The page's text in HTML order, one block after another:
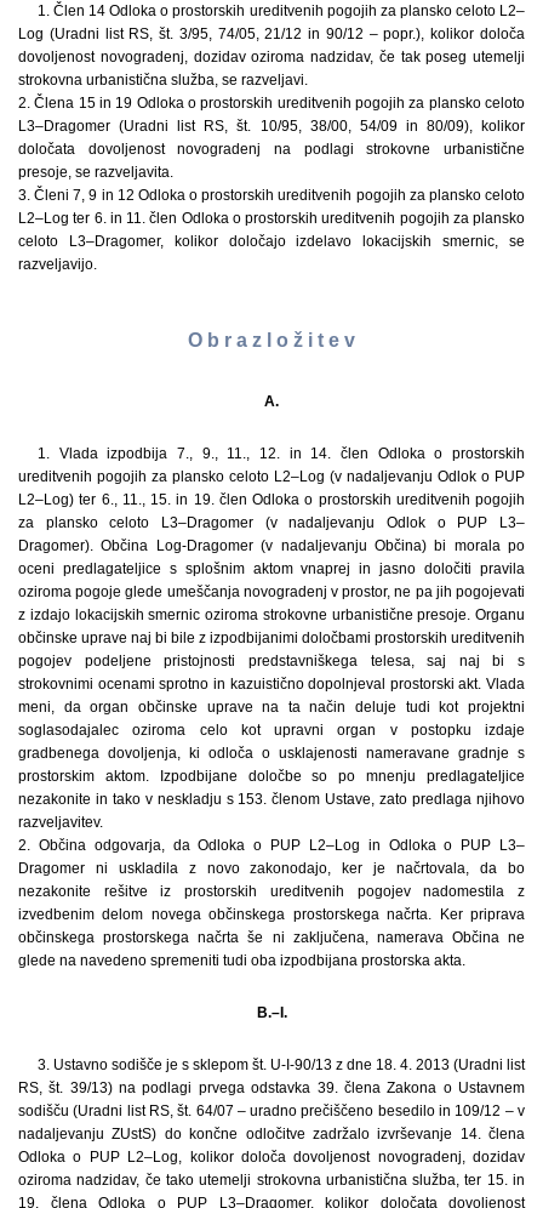
1. Člen 14 Odloka o prostorskih ureditvenih pogojih za plansko celoto L2–
Log (Uradni list RS, št. 3/95, 74/05, 21/12 in 90/12 – popr.), kolikor določa
dovoljenost novogradenj, dozidav oziroma nadzidav, če tak poseg utemelji
strokovna urbanistična služba, se razveljavi.
2. Člena 15 in 19 Odloka o prostorskih ureditvenih pogojih za plansko celoto
L3–Dragomer (Uradni list RS, št. 10/95, 38/00, 54/09 in 80/09), kolikor
določata dovoljenost novogradenj na podlagi strokovne urbanistične
presoje, se razveljavita.
3. Členi 7, 9 in 12 Odloka o prostorskih ureditvenih pogojih za plansko celoto
L2–Log ter 6. in 11. člen Odloka o prostorskih ureditvenih pogojih za plansko
celoto L3–Dragomer, kolikor določajo izdelavo lokacijskih smernic, se
razveljavijo.
O b r a z l o ž i t e v
A.
1. Vlada izpodbija 7., 9., 11., 12. in 14. člen Odloka o prostorskih
ureditvenih pogojih za plansko celoto L2–Log (v nadaljevanju Odlok o PUP
L2–Log) ter 6., 11., 15. in 19. člen Odloka o prostorskih ureditvenih pogojih
za plansko celoto L3–Dragomer (v nadaljevanju Odlok o PUP L3–
Dragomer). Občina Log-Dragomer (v nadaljevanju Občina) bi morala po
oceni predlagateljice s splošnim aktom vnaprej in jasno določiti pravila
oziroma pogoje glede umeščanja novogradenj v prostor, ne pa jih pogojevati
z izdajo lokacijskih smernic oziroma strokovne urbanistične presoje. Organu
občinske uprave naj bi bile z izpodbijanimi določbami prostorskih ureditvenih
pogojev podeljene pristojnosti predstavniškega telesa, saj naj bi s
strokovnimi ocenami sprotno in kazuistično dopolnjeval prostorski akt. Vlada
meni, da organ občinske uprave na ta način deluje tudi kot projektni
soglasodajalec oziroma celo kot upravni organ v postopku izdaje
gradbenega dovoljenja, ki odloča o usklajenosti nameravane gradnje s
prostorskim aktom. Izpodbijane določbe so po mnenju predlagateljice
nezakonite in tako v neskladju s 153. členom Ustave, zato predlaga njihovo
razveljavitev.
2. Občina odgovarja, da Odloka o PUP L2–Log in Odloka o PUP L3–
Dragomer ni uskladila z novo zakonodajo, ker je načrtovala, da bo
nezakonite rešitve iz prostorskih ureditvenih pogojev nadomestila z
izvedbenim delom novega občinskega prostorskega načrta. Ker priprava
občinskega prostorskega načrta še ni zaključena, namerava Občina ne
glede na navedeno spremeniti tudi oba izpodbijana prostorska akta.
B.–I.
3. Ustavno sodišče je s sklepom št. U-I-90/13 z dne 18. 4. 2013 (Uradni list
RS, št. 39/13) na podlagi prvega odstavka 39. člena Zakona o Ustavnem
sodišču (Uradni list RS, št. 64/07 – uradno prečiščeno besedilo in 109/12 – v
nadaljevanju ZUstS) do končne odločitve zadržalo izvrševanje 14. člena
Odloka o PUP L2–Log, kolikor določa dovoljenost novogradenj, dozidav
oziroma nadzidav, če tako utemelji strokovna urbanistična služba, ter 15. in
19. člena Odloka o PUP L3–Dragomer, kolikor določata dovoljenost